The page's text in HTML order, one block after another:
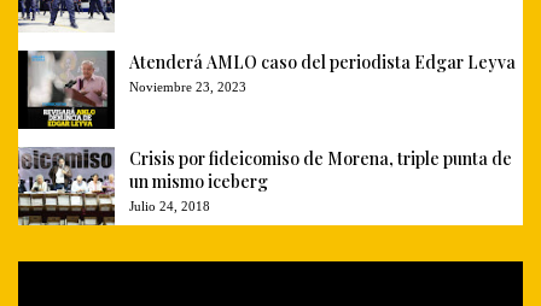
Atenderá AMLO caso del periodista Edgar Leyva
Noviembre 23, 2023
Crisis por fideicomiso de Morena, triple punta de
un mismo iceberg
Julio 24, 2018